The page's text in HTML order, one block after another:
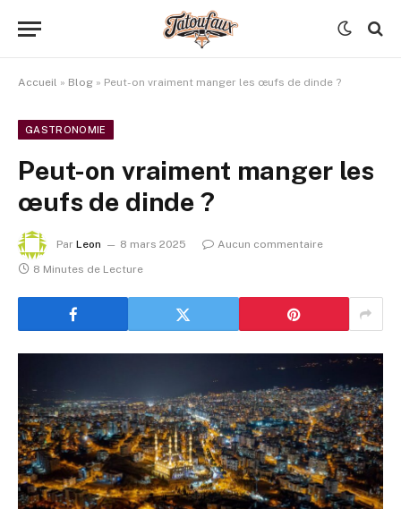
Accueil » Blog » Peut-on vraiment manger les œufs de dinde ?
GASTRONOMIE
Peut-on vraiment manger les
œufs de dinde ?
Par Leon 8 mars 2025
Aucun commentaire
8 Minutes de Lecture